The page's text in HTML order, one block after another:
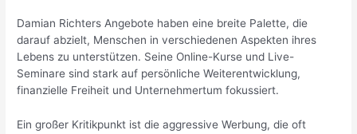
Damian Richters Angebote haben eine breite Palette, die
darauf abzielt, Menschen in verschiedenen Aspekten ihres
Lebens zu unterstützen. Seine Online-Kurse und Live-
Seminare sind stark auf persönliche Weiterentwicklung,
finanzielle Freiheit und Unternehmertum fokussiert.
Ein großer Kritikpunkt ist die aggressive Werbung, die oft